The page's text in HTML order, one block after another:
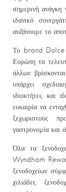
σημερινή ανάγκη
ιδανικό
αυξάνουμε το
Το brand Dolce
Ευρώπη τα
άλλων
υπάρχει
ιδιοκτήτες και
ευκαιρία να
ξεχωριστούς
γαστρονομία και
Όλα τα
Wyndham
ξενοδοχείων
χιλιάδες